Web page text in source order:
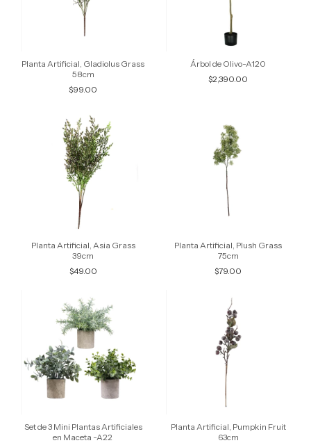
Planta Artificial, Gladiolus Grass
58cm
$99.00
Árbol de Olivo-A120
$2,390.00
Planta Artificial, Asia Grass
39cm
$49.00
Planta Artificial, Plush Grass
75cm
$79.00
Set de 3 Mini Plantas Artificiales
en Maceta -A22
Planta Artificial, Pumpkin Fruit
63cm